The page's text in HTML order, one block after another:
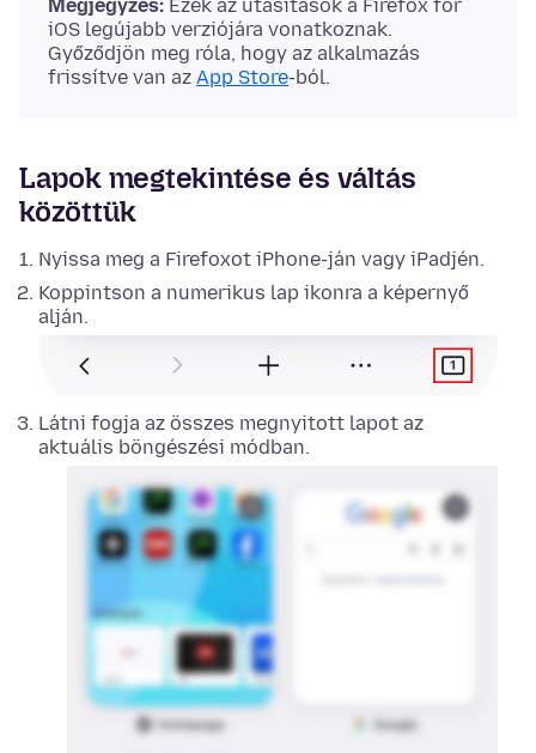
Megjegyzés: Ezek az utasítások a Firefox for
iOS legújabb verziójára vonatkoznak.
Győződjön meg róla, hogy az alkalmazás
frissítve van az App Store-ból.
Lapok megtekintése és váltás
közöttük
Nyissa meg a Firefoxot iPhone-ján vagy iPadjén.
Koppintson a numerikus lap ikonra a képernyő
alján.
Látni fogja az összes megnyitott lapot az
aktuális böngészési módban.